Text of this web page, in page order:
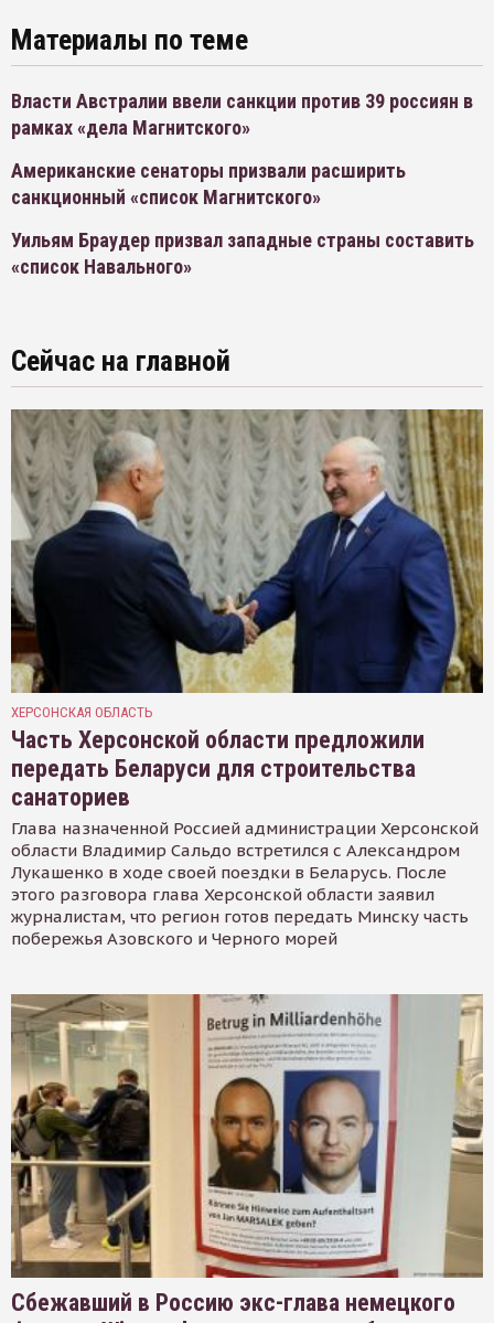
Материалы по теме
Власти Австралии ввели санкции против 39 россиян в
рамках «дела Магнитского»
Американские сенаторы призвали расширить
санкционный «список Магнитского»
Уильям Браудер призвал западные страны составить
«список Навального»
Сейчас на главной
ХЕРСОНСКАЯ ОБЛАСТЬ
Часть Херсонской области предложили
передать Беларуси для строительства
санаториев
Глава назначенной Россией администрации Херсонской
области Владимир Сальдо встретился с Александром
Лукашенко в ходе своей поездки в Беларусь. После
этого разговора глава Херсонской области заявил
журналистам, что регион готов передать Минску часть
побережья Азовского и Черного морей
Сбежавший в Россию экс-глава немецкого